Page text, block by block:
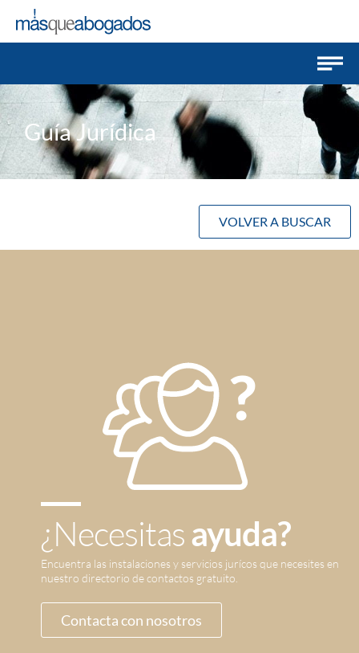
Guía Jurídica
VOLVER A BUSCAR
¿Necesitasayuda?
Encuentra las instalaciones y servicios jurícos que necesites en
nuestro directorio de contactos gratuito.
Contacta con nosotros